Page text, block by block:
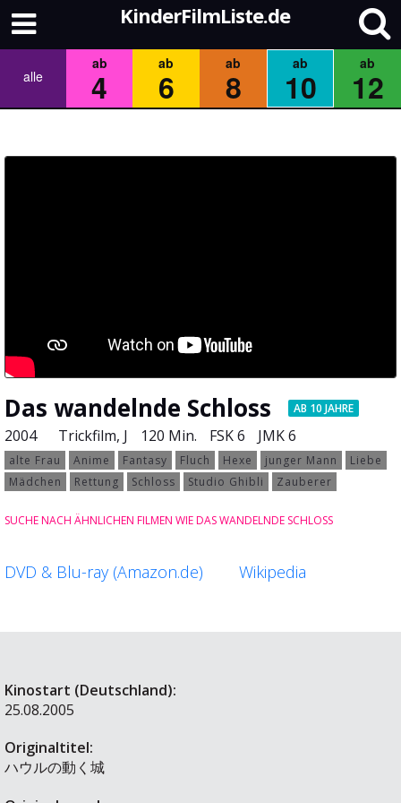
KinderFilmListe.de
alle
ab
4
ab
6
ab
8
ab
10
ab
12
Das wandelnde Schloss AB 10 JAHRE
2004 Trickfilm, J 120 Min. FSK 6 JMK 6
alte Frau Anime Fantasy Fluch Hexe junger Mann
Liebe
Mädchen
Rettung Schloss Studio Ghibli Zauberer
SUCHE NACH ÄHNLICHEN FILMEN WIE DAS WANDELNDE SCHLOSS
DVD & Blu-ray (Amazon.de) Wikipedia
Kinostart (Deutschland):
25.08.2005
Originaltitel:
ハウルの動く城